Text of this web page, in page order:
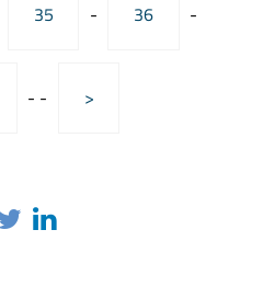
35 - 36 -
- - >